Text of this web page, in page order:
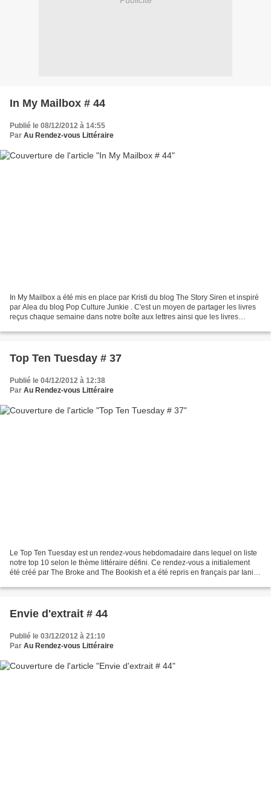
In My Mailbox # 44
Publié le 08/12/2012 à 14:55
Par Au Rendez-vous Littéraire
In My Mailbox a été mis en place par Kristi du blog The Story Siren et inspiré
par Alea du blog Pop Culture Junkie . C'est un moyen de partager les livres
reçus chaque semaine dans notre boîte aux lettres ainsi que les livres
Top Ten Tuesday # 37
Publié le 04/12/2012 à 12:38
Par Au Rendez-vous Littéraire
Le Top Ten Tuesday est un rendez-vous hebdomadaire dans lequel on liste
notre top 10 selon le thème littéraire défini. Ce rendez-vous a initialement
été créé par The Broke and The Bookish et a été repris en français par Iani.
Envie d'extrait # 44
Publié le 03/12/2012 à 21:10
Par Au Rendez-vous Littéraire